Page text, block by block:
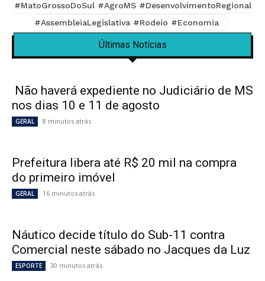
#MatoGrossoDoSul #AgroMS #DesenvolvimentoRegional
#AssembleiaLegislativa #Rodeio #Economia
Últimas Notícias
Não haverá expediente no Judiciário de MS
nos dias 10 e 11 de agosto
GERAL 8 minutos atrás
Prefeitura libera até R$ 20 mil na compra
do primeiro imóvel
GERAL 16 minutos atrás
Náutico decide título do Sub-11 contra
Comercial neste sábado no Jacques da Luz
ESPORTE 30 minutos atrás